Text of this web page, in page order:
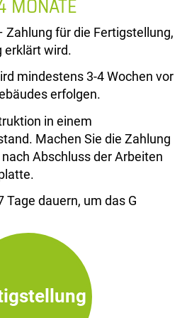
MONATE
für die Fertigstellung,
erklärt wird.
mindestens 3-4 Wochen vor
erfolgen.
in einem
Machen Sie die Zahlung
Abschluss der Arbeiten
Tage dauern, um das G